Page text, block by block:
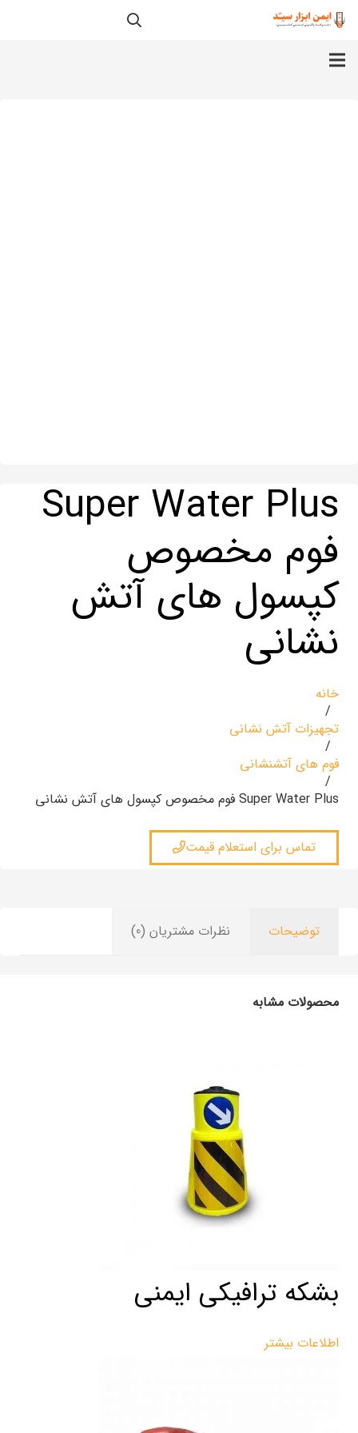
Super Water Plus
فوم مخصوص
کپسول های آتش
نشانی
خانه
/
تجهیزات آتش نشانی
/
فوم های آتشنشانی
/
Super Water Plus فوم مخصوص کپسول های آتش نشانی
تماس برای استعلام قیمت
توضیحات نظرات مشتریان (0)
محصولات مشابه
بشکه ترافیکی ایمنی
اطلاعات بیشتر